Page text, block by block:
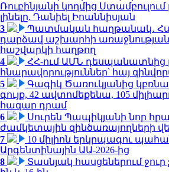
Ռուբինյանի կողմից
լինելը. Դանիել Իոաննիսյան
3
Պատմական հաղթանակ․
դարձավ աշխարհի առաջնության
հաշվարկի հաղթող
4
ՀՀ-ում ԱՄՆ դեսպանատնից
հնարավորություններ՝ հայ
5
Գագիկ Ծառուկյանից
գույք, 42 ավտոմեքենա, 105
հազար դրամ
6
Սուրեն Պապիկյանի նոր
ժամկետային զինծառայողների
7
10 միլիոն երկրպագու
Արգենտինային ԱԱ-2026-ից
8
Տասնյակ հասցեներում ջուր